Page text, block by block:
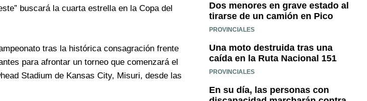
buscará la cuarta estrella en la Copa del
tras la histórica consagración frente
para afrontar un torneo que comenzará el
Stadium de Kansas City, Misuri, desde las
Dos menores en grave estado al
tirarse de un camión en Pico
PROVINCIALES
Una moto destruida tras una
caída en la Ruta Nacional 151
PROVINCIALES
En su día, las personas con